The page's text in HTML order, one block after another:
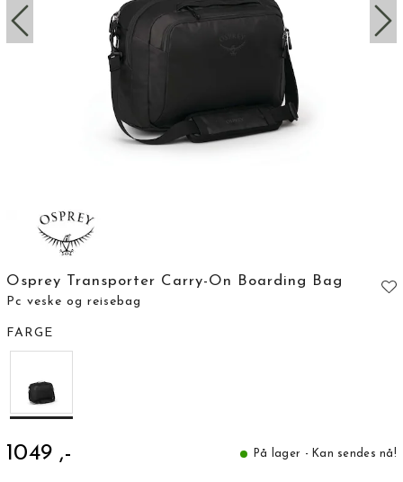
Osprey Transporter Carry-On Boarding Bag
Pc veske og reisebag
FARGE
1049 ,- På lager - Kan sendes nå!